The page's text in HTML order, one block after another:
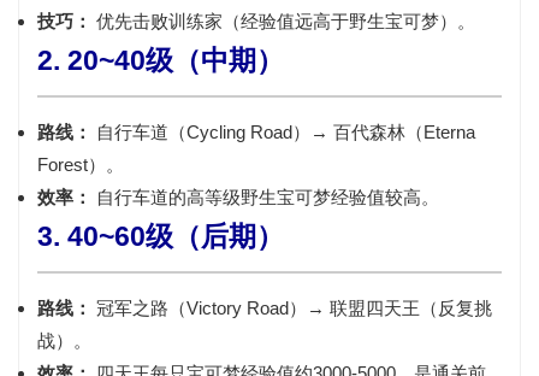
技巧： 优先击败训练家（经验值远高于野生宝可梦）。
2. 20~40级（中期）
路线：
自行车道（Cycling Road）→ 百代森林（Eterna
Forest）。
效率：
自行车道的高等级野生宝可梦经验值较高。
3. 40~60级（后期）
路线： 冠军之路（Victory Road）→ 联盟四天王（反复挑
战）。